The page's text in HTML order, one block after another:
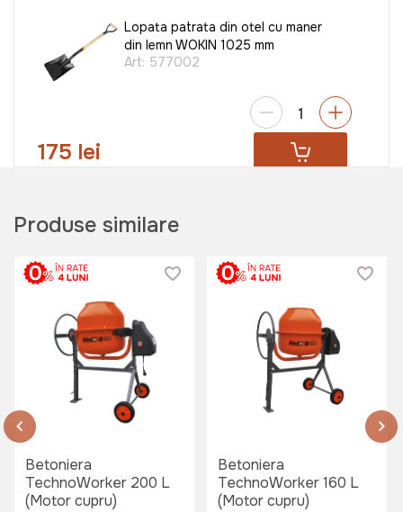
Lopata patrata din otel cu maner
din lemn WOKIN 1025 mm
Art: 577002
175 lei
Scara dreapta TechnoWorker 1x6
695 lei
599 lei
Troliu PRO 4T cu dinti dubli si
gralige duble
Produse similare
Betoniera
TechnoWorker 200 L
(Motor cupru)
Betoniera
TechnoWorker 160 L
(Motor cupru)